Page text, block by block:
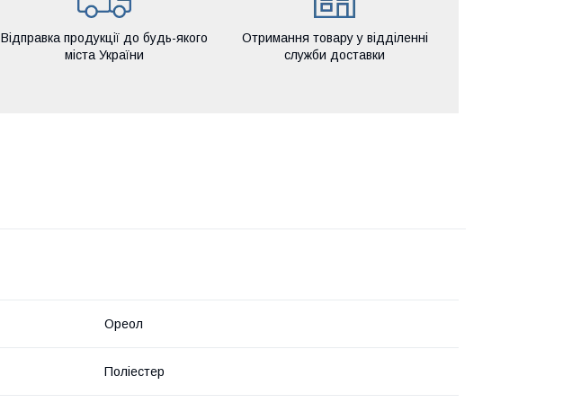
Відправка продукції до будь-якого
міста України
Отримання товару у відділенні
служби доставки
Ореол
Поліестер